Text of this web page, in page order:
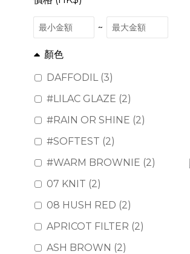
~
顏色
DAFFODIL (3)
#LILAC GLAZE (2)
#RAIN OR SHINE (2)
#SOFTEST (2)
#WARM BROWNIE (2)
07 KNIT (2)
08 HUSH RED (2)
APRICOT FILTER (2)
ASH BROWN (2)